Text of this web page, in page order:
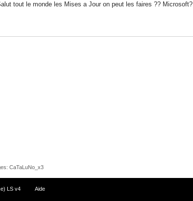
tout le monde les Mises a Jour on peut les faires ?? Microsoft?
CaTaLuNo_x3
LS v4 Aide